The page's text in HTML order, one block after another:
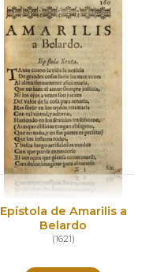
Epístola de Amarilis a
Belardo
(1621)